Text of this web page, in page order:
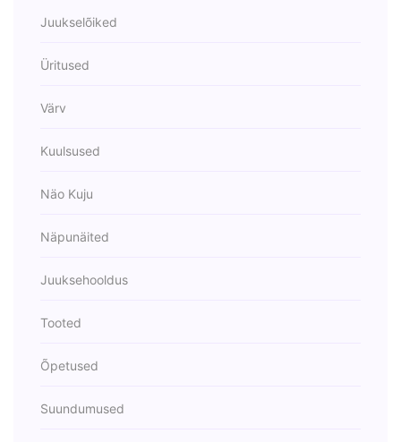
Juukselõiked
Üritused
Värv
Kuulsused
Näo Kuju
Näpunäited
Juuksehooldus
Tooted
Õpetused
Suundumused